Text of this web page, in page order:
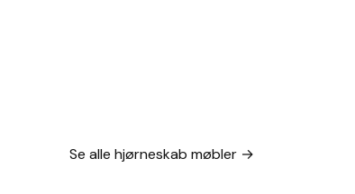
Se alle hjørneskab møbler →